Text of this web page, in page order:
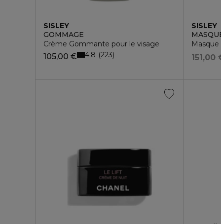
SISLEY
GOMMAGE
Crème Gommante pour le visage
105,00 € 4.8 223
SISLEY
151,00